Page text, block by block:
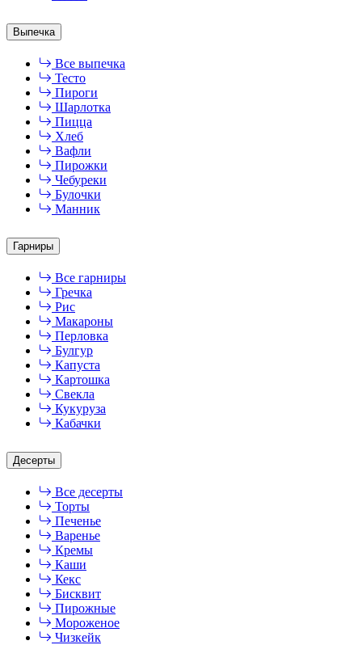
Выпечка
Все выпечка
Тесто
Пироги
Шарлотка
Пицца
Хлеб
Вафли
Пирожки
Чебуреки
Булочки
Манник
Гарниры
Все гарниры
Гречка
Рис
Макароны
Перловка
Булгур
Капуста
Картошка
Свекла
Кукуруза
Кабачки
Десерты
Все десерты
Торты
Печенье
Варенье
Кремы
Каши
Кекс
Бисквит
Пирожные
Мороженое
Чизкейк